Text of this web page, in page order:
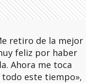
retiro de la mejor
feliz por haber
Ahora me toca
este tiempo»,